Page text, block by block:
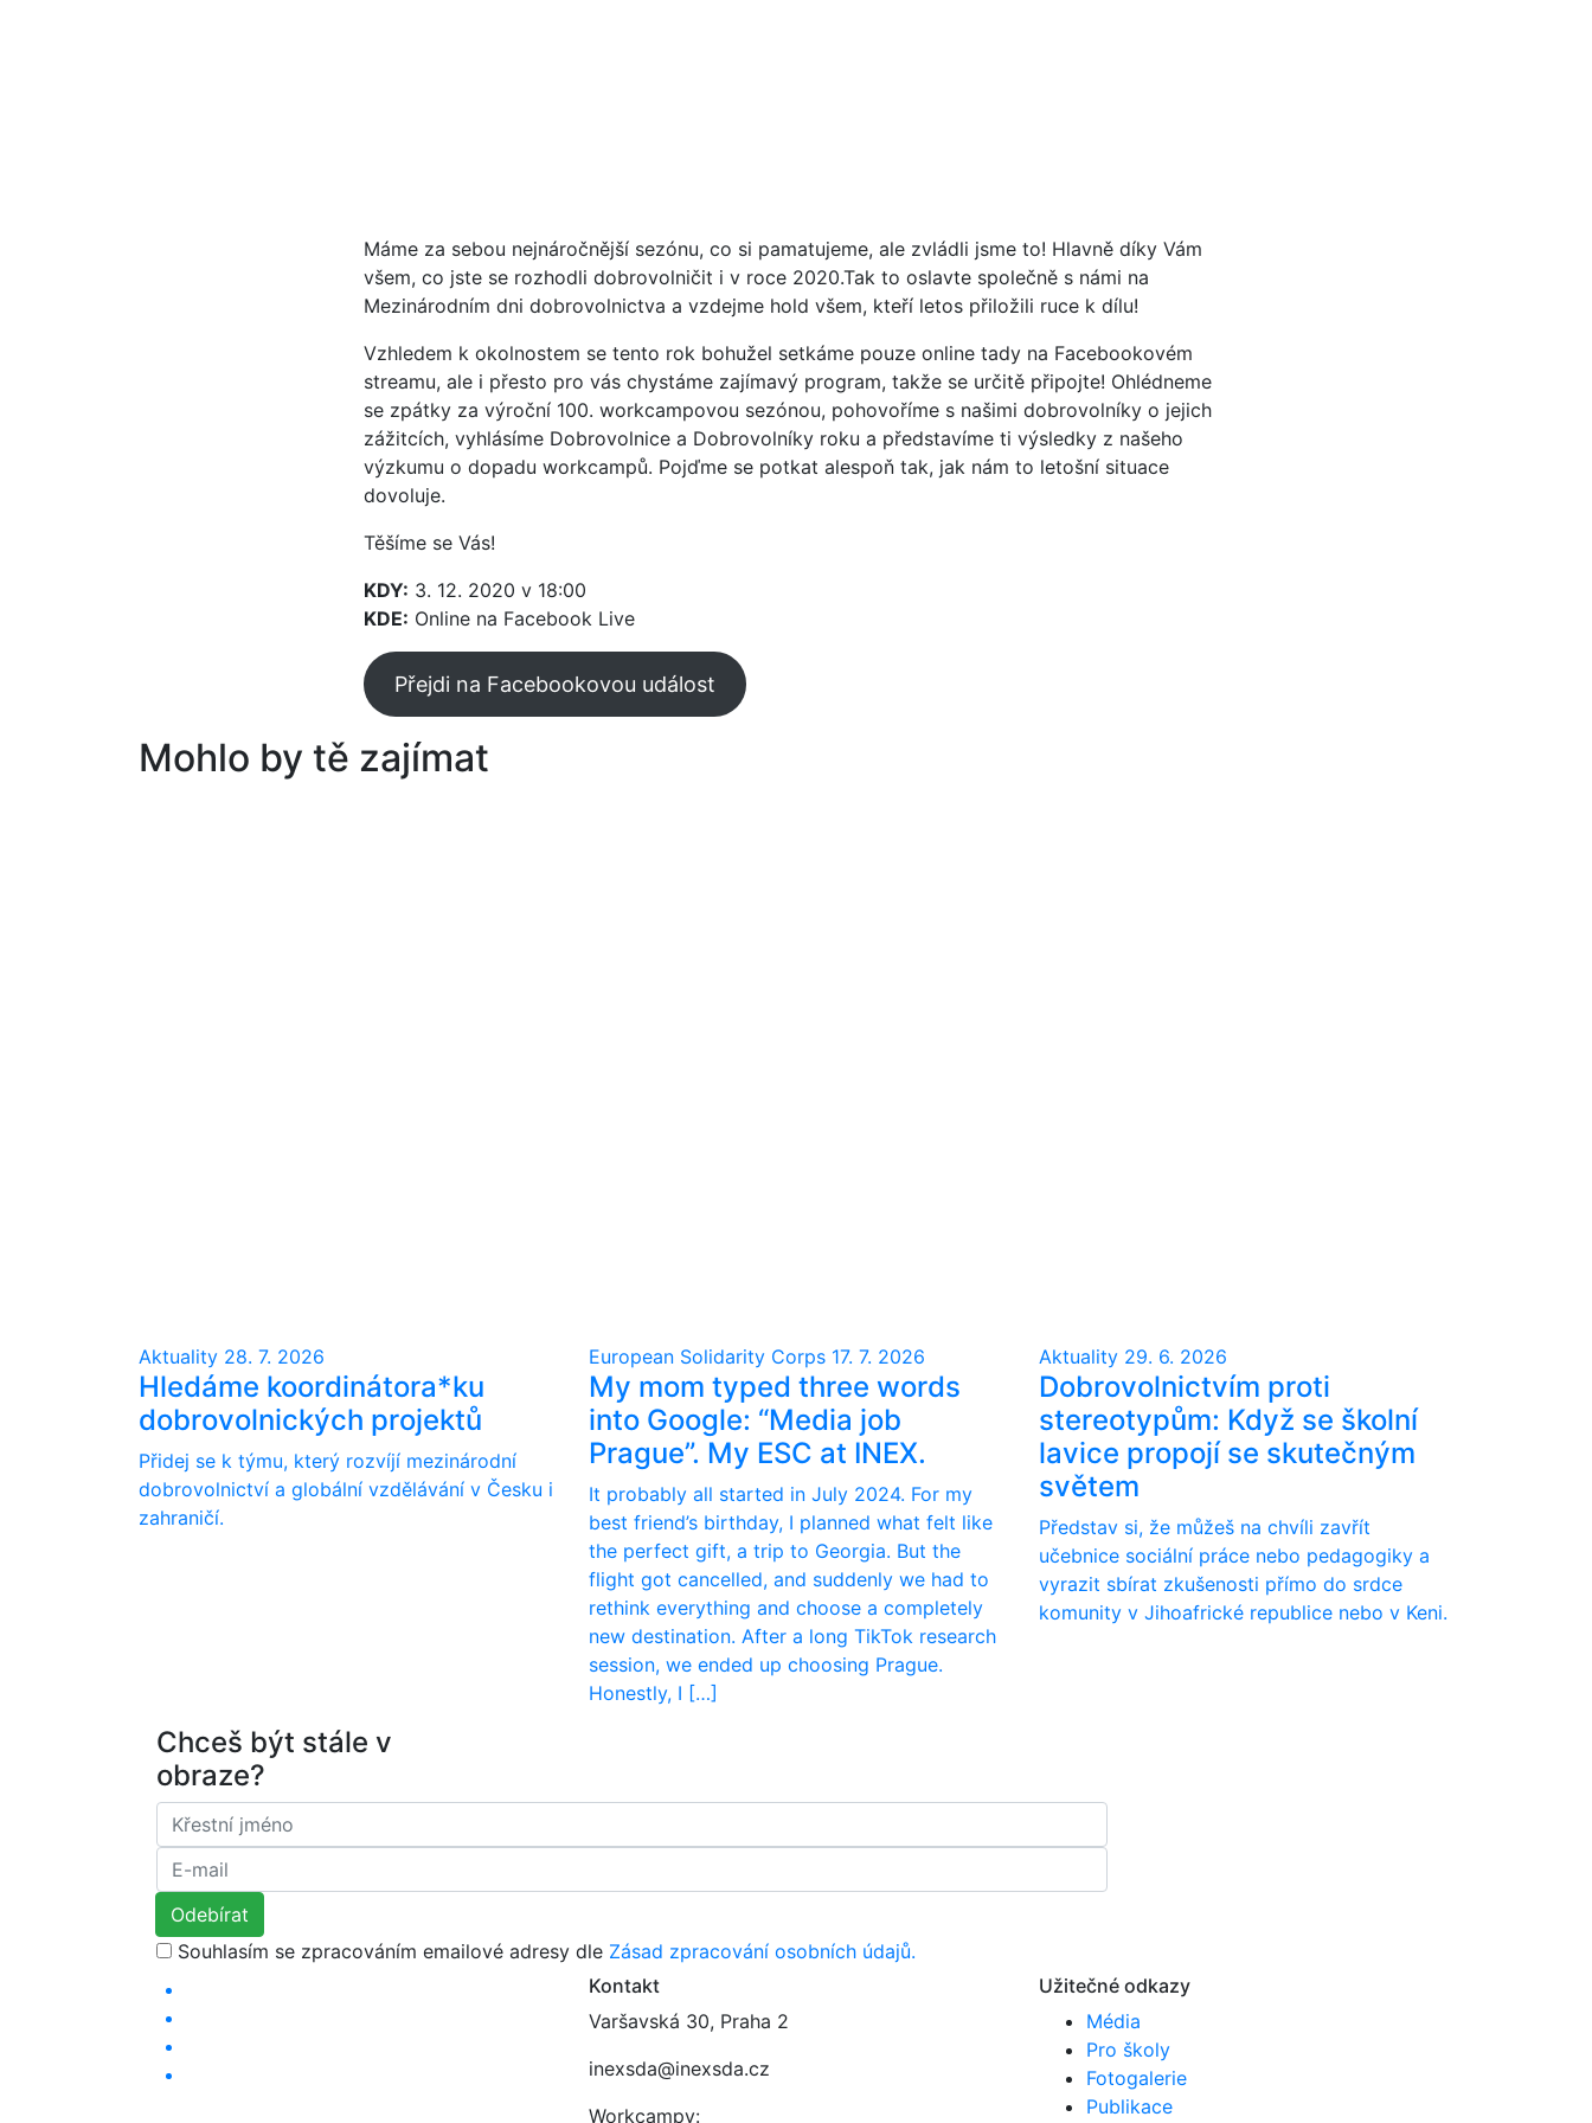
Máme za sebou nejnáročnější sezónu, co si pamatujeme, ale zvládli jsme to! Hlavně díky Vám
všem, co jste se rozhodli dobrovolničit i v roce 2020.Tak to oslavte společně s námi na
Mezinárodním dni dobrovolnictva a vzdejme hold všem, kteří letos přiložili ruce k dílu!
Vzhledem k okolnostem se tento rok bohužel setkáme pouze online tady na Facebookovém
streamu, ale i přesto pro vás chystáme zajímavý program, takže se určitě připojte! Ohlédneme
se zpátky za výroční 100. workcampovou sezónou, pohovoříme s našimi dobrovolníky o jejich
zážitcích, vyhlásíme Dobrovolnice a Dobrovolníky roku a představíme ti výsledky z našeho
výzkumu o dopadu workcampů. Pojďme se potkat alespoň tak, jak nám to letošní situace
dovoluje.
Těšíme se Vás!
KDY: 3. 12. 2020 v 18:00
KDE: Online na Facebook Live
Přejdi na Facebookovou událost
Mohlo by tě zajímat
Aktuality 28. 7. 2026
Hledáme koordinátora*ku
dobrovolnických projektů
Přidej se k týmu, který rozvíjí mezinárodní
dobrovolnictví a globální vzdělávání v Česku i
zahraničí.
European Solidarity Corps 17. 7. 2026
My mom typed three words
into Google: “Media job
Prague”. My ESC at INEX.
It probably all started in July 2024. For my
best friend’s birthday, I planned what felt like
the perfect gift, a trip to Georgia. But the
flight got cancelled, and suddenly we had to
rethink everything and choose a completely
new destination. After a long TikTok research
session, we ended up choosing Prague.
Honestly, I […]
Aktuality 29. 6. 2026
Dobrovolnictvím proti
stereotypům: Když se školní
lavice propojí se skutečným
světem
Představ si, že můžeš na chvíli zavřít
učebnice sociální práce nebo pedagogiky a
vyrazit sbírat zkušenosti přímo do srdce
komunity v Jihoafrické republice nebo v Keni.
Chceš být stále v
obraze?
Souhlasím se zpracováním emailové adresy dle Zásad zpracování osobních údajů.
Kontakt
Varšavská 30, Praha 2
inexsda@inexsda.cz
Workcampy:
Užitečné odkazy
Média
Pro školy
Fotogalerie
Publikace